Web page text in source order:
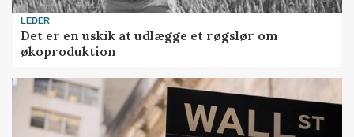
LEDER
Det er en uskik at udlægge et røgslør om
økoproduktion